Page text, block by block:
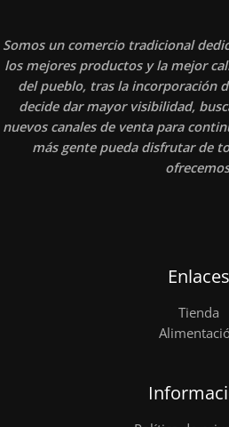
Somos un comercio tradicional
los mejores productos y la mejor
del pueblo, tras la incorporación
decide dar mayor visibilidad,
nuevos canales de venta para
más gente pueda disfrutar de
Enlaces
Tienda